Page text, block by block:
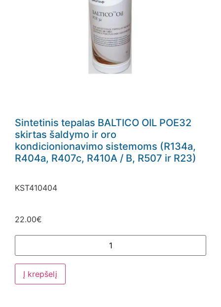
Sintetinis tepalas BALTICO OIL POE32
skirtas šaldymo ir oro
kondicionionavimo sistemoms (R134a,
R404a, R407c, R410A / B, R507 ir R23)
KST410404
22.00€
Į krepšelį